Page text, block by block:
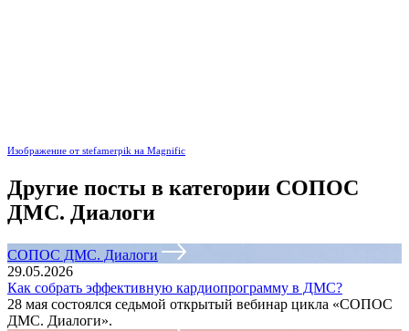
Изображение от stefamerpik на Magnific
Другие посты в категории СОПОС
ДМС. Диалоги
СОПОС ДМС. Диалоги
29.05.2026
Как собрать эффективную кардиопрограмму в ДМС?
28 мая состоялся седьмой открытый вебинар цикла «СОПОС
ДМС. Диалоги».